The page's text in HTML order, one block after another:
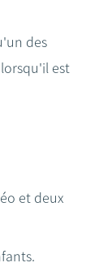
des
est
et deux